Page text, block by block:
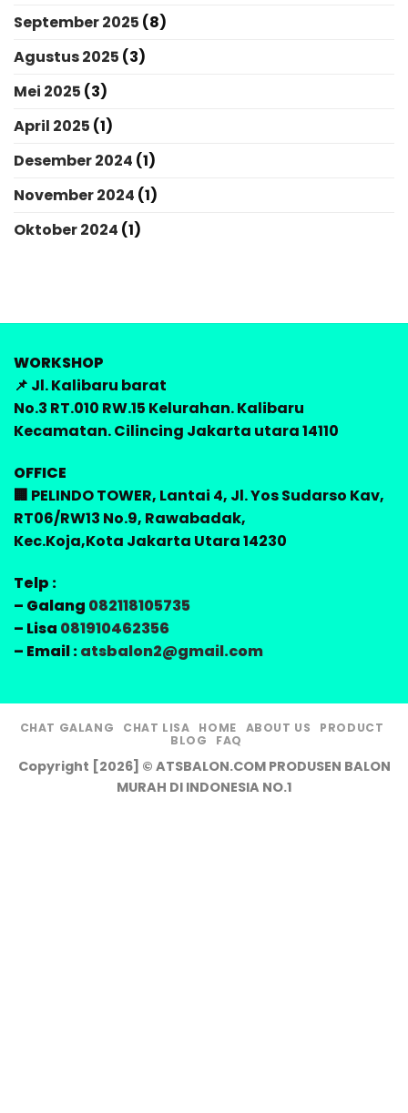
September 2025 (8)
Agustus 2025 (3)
Mei 2025 (3)
April 2025 (1)
Desember 2024 (1)
November 2024 (1)
Oktober 2024 (1)
WORKSHOP
📌 Jl. Kalibaru barat
No.3 RT.010 RW.15 Kelurahan. Kalibaru
Kecamatan. Cilincing Jakarta utara 14110
OFFICE
🏢 PELINDO TOWER, Lantai 4, Jl. Yos Sudarso Kav,
RT06/RW13 No.9, Rawabadak,
Kec.Koja,Kota Jakarta Utara 14230
Telp :
– Galang 082118105735
– Lisa 081910462356
– Email :atsbalon2@gmail.com
CHAT GALANG CHAT LISA HOME ABOUT US
PRODUCT
BLOG
FAQ
Copyright [2026] © ATSBALON.COM PRODUSEN BALON
MURAH DI INDONESIA NO.1